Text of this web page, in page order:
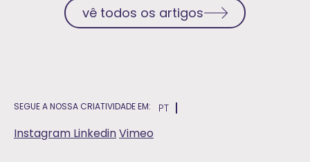
vê todos os artigos
SEGUE A NOSSA CRIATIVIDADE EM: PT
Instagram LinkedinVimeo